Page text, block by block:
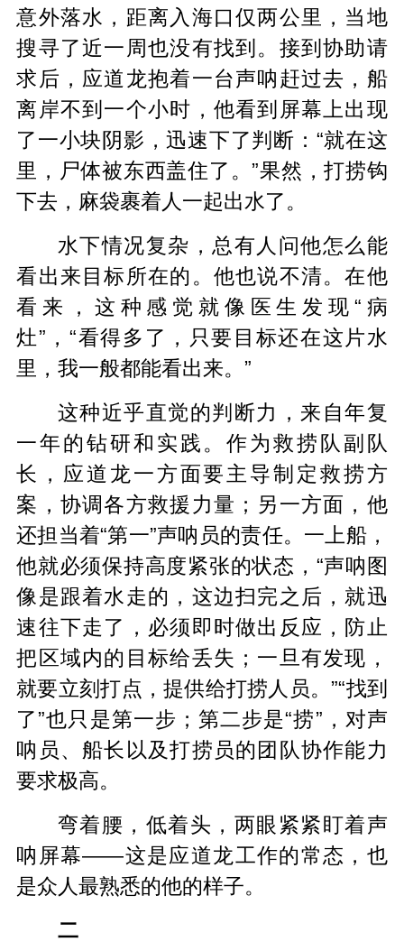
意外落水，距离入海口仅两公里，当地
搜寻了近一周也没有找到。接到协助请
求后，应道龙抱着一台声呐赶过去，船
离岸不到一个小时，他看到屏幕上出现
了一小块阴影，迅速下了判断：“就在这
里，尸体被东西盖住了。”果然，打捞钩
下去 ，麻袋裹着人一起出水了。
水下情况复杂，总有人问他怎么能
看出来目标所在的。他也说不清。在他
看来，这种感觉就像医生发现“病
灶”，“看得多了，只要目标还在这片水
里，我一般都能看出来。”
这种近乎直觉的判断力，来自年复
一年的钻研和实践。作为救捞队副队
长，应道龙一方面要主导制定救捞方
案，协调各方救援力量；另一方面，他
还担当着“第一”声呐员的责任。一上船，
他就必须保持高度紧张的状态，“声呐图
像是跟着水走的，这边扫完之后，就迅
速往下走了，必须即时做出反应，防止
把区域内的目标给丢失；一旦有发现，
就要立刻打点，提供给打捞人员。”“找到
了”也只是第一步；第二步是“捞”，对声
呐员、船长以及打捞员的团队协作能力
要求极高。
弯着腰，低着头，两眼紧紧盯着声
呐屏幕——这是应道龙工作的常态，也
是众人最熟悉的他的样子。
二